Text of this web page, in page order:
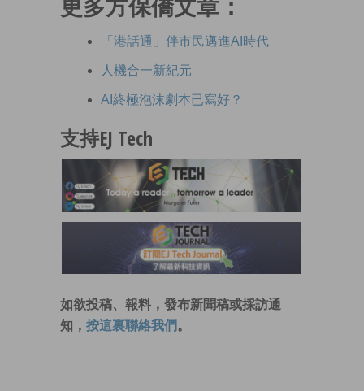
「港話通」伴市民邁進AI時代
人機合一新紀元
AI終極泡沫劇本已寫好？
支持EJ Tech
如欲投稿、報料，發布新聞稿或採訪通
知， 按這裏聯絡我們 。